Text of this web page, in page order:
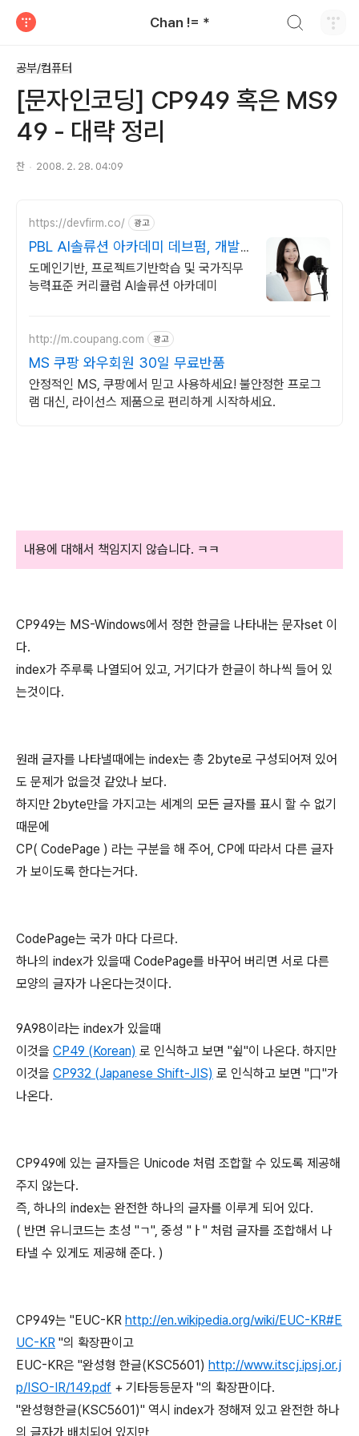
Chan != *
공부/컴퓨터
[문자인코딩] CP949 혹은 MS9
49 - 대략 정리
찬 2008. 2. 28. 04:09
https://devfirm.co/ 광고
PBL AI솔류션 아카데미 데브펌, 개발
자들의 기업
도메인기반, 프로젝트기반학습 및 국가직무
능력표준 커리큘럼 AI솔류션 아카데미
http://m.coupang.com 광고
MS 쿠팡 와우회원 30일 무료반품
안정적인 MS, 쿠팡에서 믿고 사용하세요! 불안정한 프로그
램 대신, 라이선스 제품으로 편리하게 시작하세요.
내용에 대해서 책임지지 않습니다. ㅋㅋ
CP949는 MS-Windows에서 정한 한글을 나타내는 문자set 이
다.
index가 주루룩 나열되어 있고, 거기다가 한글이 하나씩 들어 있
는것이다.
원래 글자를 나타낼때에는 index는 총 2byte로 구성되어져 있어
도 문제가 없을것 같았나 보다.
하지만 2byte만을 가지고는 세계의 모든 글자를 표시 할 수 없기
때문에
CP( CodePage ) 라는 구분을 해 주어, CP에 따라서 다른 글자
가 보이도록 한다는거다.
CodePage는 국가 마다 다르다.
하나의 index가 있을때 CodePage를 바꾸어 버리면 서로 다른
모양의 글자가 나온다는것이다.
9A98이라는 index가 있을때
이것을 CP49 (Korean) 로 인식하고 보면 "슆"이 나온다. 하지만
이것을 CP932 (Japanese Shift-JIS) 로 인식하고 보면 "口"가
나온다.
CP949에 있는 글자들은 Unicode 처럼 조합할 수 있도록 제공해
주지 않는다.
즉, 하나의 index는 완전한 하나의 글자를 이루게 되어 있다.
( 반면 유니코드는 초성 "ㄱ", 중성 "ㅏ" 처럼 글자를 조합해서 나
타낼 수 있게도 제공해 준다. )
CP949는 "EUC-KR http://en.wikipedia.org/wiki/EUC-KR#E
UC-KR "의 확장판이고
EUC-KR은 "완성형 한글(KSC5601) http://www.itscj.ipsj.or.j
p/ISO-IR/149.pdf + 기타등등문자 "의 확장판이다.
"완성형한글(KSC5601)" 역시 index가 정해져 있고 완전한 하나
의 글자가 배치되어 있지만,